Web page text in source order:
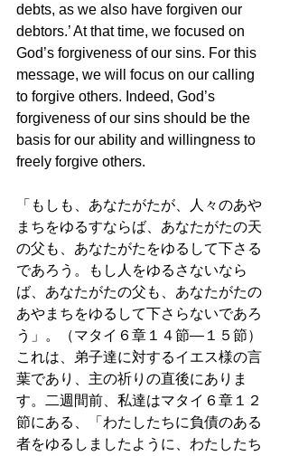
debts, as we also have forgiven our
debtors.’ At that time, we focused on
God’s forgiveness of our sins. For this
message, we will focus on our calling
to forgive others. Indeed, God’s
forgiveness of our sins should be the
basis for our ability and willingness to
freely forgive others.
「もしも、あなたがたが、人々のあや
まちをゆるすならば、あなたがたの天
の父も、あなたがたをゆるして下さる
であろう。もし人をゆるさないなら
ば、あなたがたの父も、あなたがたの
あやまちをゆるして下さらないであろ
う」。（マタイ６章１４節—１５節）
これは、弟子達に対するイエス様の言
葉であり、主の祈りの直後にありま
す。二週間前、私達はマタイ６章１２
節にある、「わたしたちに負債のある
者をゆるしましたように、わたしたち